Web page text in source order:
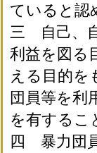
ていると認
三 自己、
利益を図る
える目的を
団員等を利
を有するこ
四 暴力団